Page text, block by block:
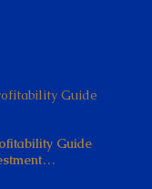
Guide
Guide